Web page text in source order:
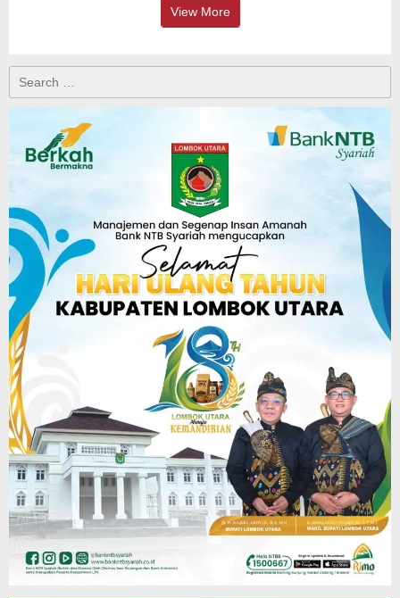
View More
for: